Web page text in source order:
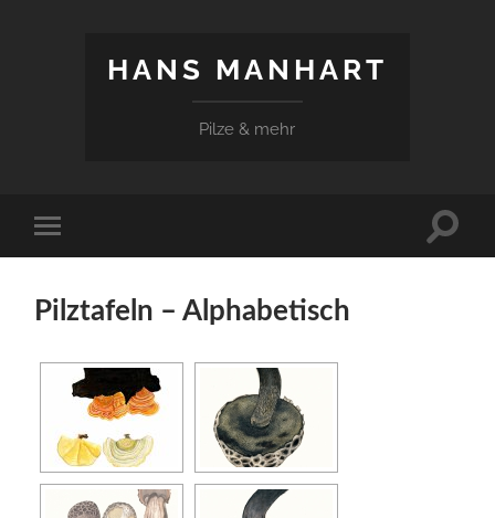
HANS MANHART
Pilze & mehr
Mobile-
Menü
Pilztafeln – Alphabetisch